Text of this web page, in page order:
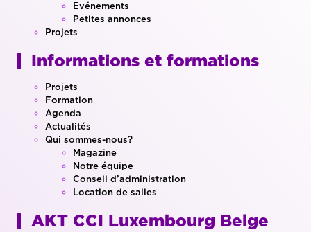
Evénements
Petites annonces
Projets
Informations et formations
Projets
Formation
Agenda
Actualités
Qui sommes-nous?
Magazine
Notre équipe
Conseil d’administration
Location de salles
AKT CCI Luxembourg Belge